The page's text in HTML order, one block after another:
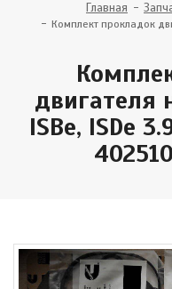
Главная
Комплект прокладок
двигателя
ISBe, ISDe